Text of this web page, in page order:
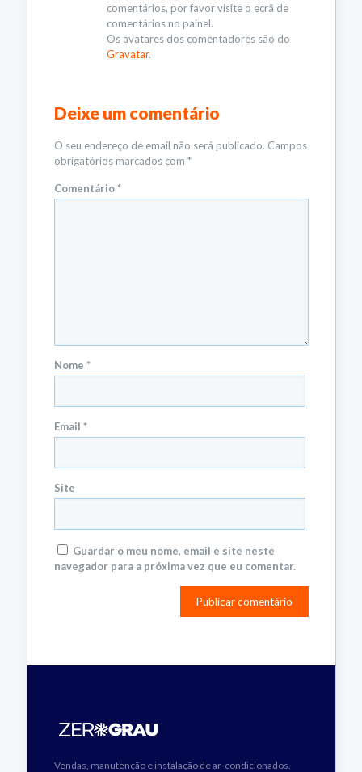
comentários, por favor visite o ecrã de
comentários no painel.
Os avatares dos comentadores são do
Gravatar.
Deixe um comentário
O seu endereço de email não será publicado. Campos
obrigatórios marcados com *
Comentário*
Nome *
Email *
Site
Guardar o meu nome, email e site neste
navegador para a próxima vez que eu comentar.
Vendas, manutenção e instalação de ar-condicionados.